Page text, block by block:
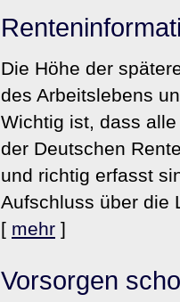
Die Höhe der
des Arbeitslebens
Wichtig ist, dass
der Deutschen
und richtig erfasst
Aufschluss über die
[ mehr ]
Vorsorgen